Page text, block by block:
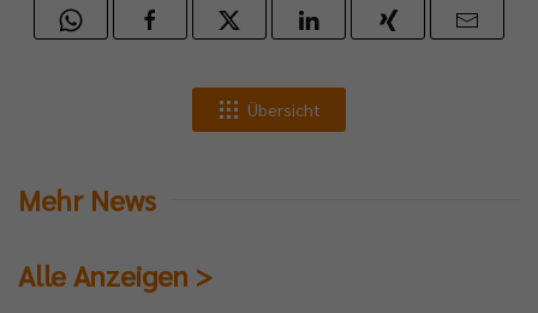
Übersicht
Mehr News
Alle Anzeigen >